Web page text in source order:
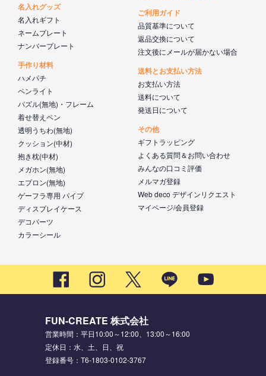
名入れグッズ
名入れギフト
ネームプレート
ナンバープレート
手作り材料
ハメパチ
ペンライト
パズル(無地)・フレーム
着せ替えペン
透明うちわ(無地)
クッション(中材)
抱き枕(中材)
メガホン(無地)
エプロン(無地)
ゲーフラ専用 パイプ
ディスプレイケース
デコパーツ
カラーシール
ご利用ガイド
品質基準について
返品交換について
注文後にメールが届かない場合
送料とお支払い方法
お支払い方法
送料について
発送日について
その他
ギフトラッピング
よくある質問＆お問い合わせ
みんなの口コミ評価
メルマガ登録
Web deco デザインリクエスト
マイページ/会員登録
FUN-CREATE 株式会社
営業時間：平日10:00～12:00、13:00～16:00
定休日：水、土、日、祝
登録番号：T6-1803-0102-3767